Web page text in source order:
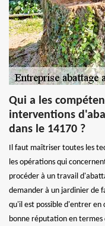
Qui a les
interventions
dans le 14170 ?
Il faut maîtriser toutes les
les opérations qui
procéder à un travail
demander à un jardinier de
qu'il est possible d'entrer en
bonne réputation en termes